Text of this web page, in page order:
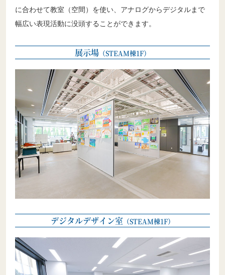
に合わせて教室（空間）を使い、アナログからデジタルまで
幅広い表現活動に没頭することができます。
展示場（STEAM棟1F）
デジタルデザイン室（STEAM棟1F）